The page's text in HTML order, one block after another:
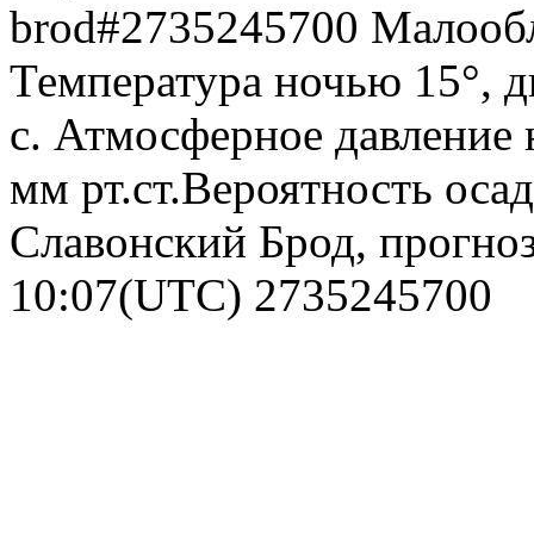
brod#2735245700
Температура ночью 15°,
с. Атмосферное
мм рт.ст.Вероятность
Славонский Брод,
10:07(UTC) 2735245700